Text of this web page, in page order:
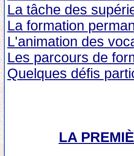
La tâche des
La formation
L'animation des
Les parcours de
Quelques défis
LA